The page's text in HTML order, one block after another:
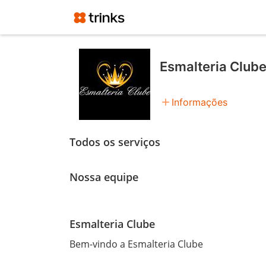
Esmalteria Clube
add Informações
Todos os serviços
Nossa equipe
Esmalteria Clube
Bem-vindo a Esmalteria Clube